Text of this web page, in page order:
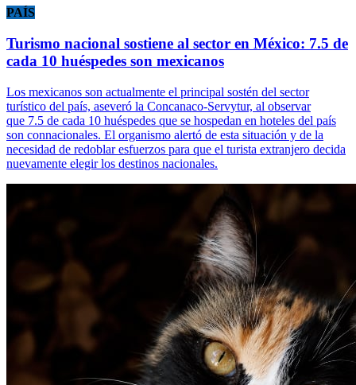
PAÍS
Turismo nacional sostiene al sector en México: 7.5 de
cada 10 huéspedes son mexicanos
Los mexicanos son actualmente el principal sostén del sector
turístico del país, aseveró la Concanaco-Servytur, al observar
que 7.5 de cada 10 huéspedes que se hospedan en hoteles del país
son connacionales. El organismo alertó de esta situación y de la
necesidad de redoblar esfuerzos para que el turista extranjero decida
nuevamente elegir los destinos nacionales.